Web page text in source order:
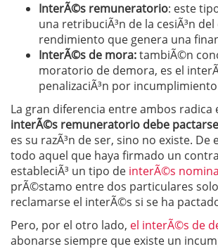
InterÃ©s remuneratorio: este
una retribuciÃ³n de la cesiÃ³n
rendimiento que genera una
InterÃ©s de mora:tambiÃ©n
moratorio de demora, es el
penalizaciÃ³n por incumplimiento
La gran diferencia entre ambos radica
interÃ©s remuneratorio debe
es su razÃ³n de ser, sino no existe. De
todo aquel que haya firmado un
estableciÃ³ un tipo de interÃ©s
prÃ©stamo entre dos particulares solo
reclamarse el interÃ©s si se ha
Pero, por el otro lado, el interÃ©s de
abonarse siempre que existe un